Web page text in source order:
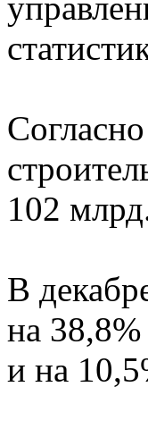
102
В
на 38,8%
и на